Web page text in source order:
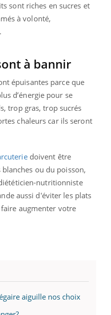
sont riches en sucres et
à volonté,
.
à bannir
épuisantes parce que
d’énergie pour se
trop gras, trop sucrés
chaleurs car ils seront
doivent être
ou du poisson,
nutritionniste
aussi d'éviter les plats
augmenter votre
aiguille nos choix